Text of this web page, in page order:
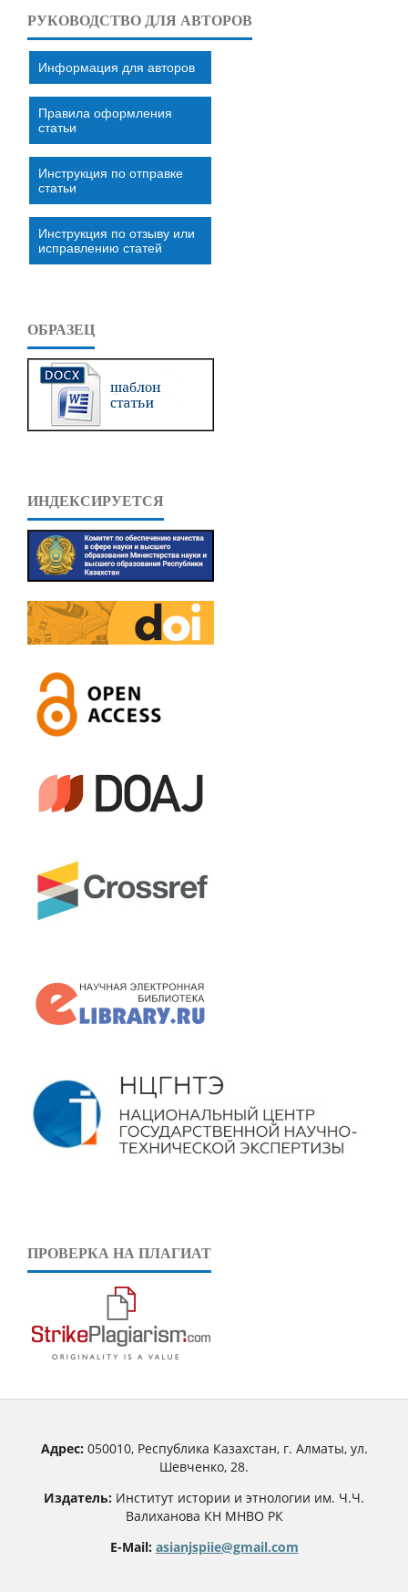
РУКОВОДСТВО ДЛЯ АВТОРОВ
Информация для авторов
Правила оформления
статьи
Инструкция по отправке
статьи
Инструкция по отзыву или
исправлению статей
ОБРАЗЕЦ
ИНДЕКСИРУЕТСЯ
ПРОВЕРКА НА ПЛАГИАТ
Адрес:050010, Республика Казахстан, г. Алматы, ул.
Шевченко, 28.
Издатель: Институт истории и этнологии им. Ч.Ч.
Валиханова КН МНВО РК
E-Mail: asianjspiie@gmail.com